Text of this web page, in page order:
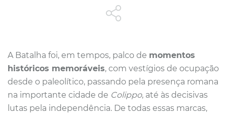
A Batalha foi, em tempos, palco de momentos
históricos memoráveis, com vestígios de ocupação
desde o paleolítico, passando pela presença romana
na importante cidade de Colippo, até às decisivas
lutas pela independência. De todas essas marcas,